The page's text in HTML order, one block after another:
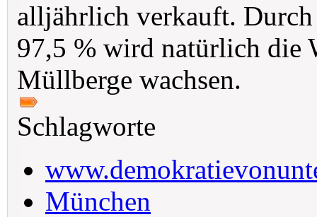
alljährlich verkauft.
97,5 % wird natürlich die
Müllberge wachsen.
Schlagworte
München